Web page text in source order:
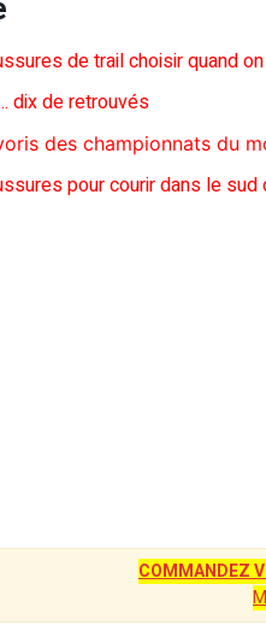
de trail choisir quand
dix de retrouvés
des championnats du
pour courir dans le sud
COMMANDEZ